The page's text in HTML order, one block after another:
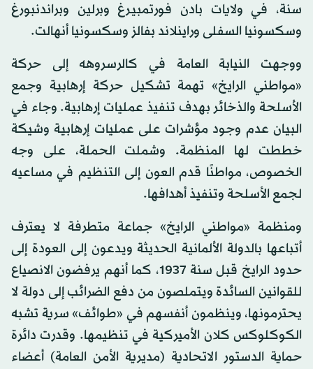
سنة، في ولايات بادن فورتمبيرغ وبرلين وبراندنبورغ
وسكسونيا السفلى وراينلاند بفالز وسكسونيا أنهالت.
ووجهت النيابة العامة في كالرسروهه إلى حركة
«مواطني الرايخ» تهمة تشكيل حركة إرهابية وجمع
الأسلحة والذخائر بهدف تنفيذ عمليات إرهابية. وجاء في
البيان عدم وجود مؤشرات على عمليات إرهابية وشيكة
خططت لها المنظمة. وشملت الحملة، على وجه
الخصوص، مواطنًا قدم العون إلى التنظيم في مساعيه
لجمع الأسلحة وتنفيذ أهدافها.
ومنظمة «مواطني الرايخ» جماعة متطرفة لا يعترف
أتباعها بالدولة الألمانية الحديثة ويدعون إلى العودة إلى
حدود الرايخ قبل سنة 1937، كما أنهم يرفضون الانصياع
للقوانين السائدة ويتملصون من دفع الضرائب إلى دولة لا
يحترمونها، وينظمون أنفسهم في «طوائف» سرية تشبه
الكوكلوكس كلان الأميركية في تنظيمها. وقدرت دائرة
حماية الدستور الاتحادية (مديرية الأمن العامة) أعضاء